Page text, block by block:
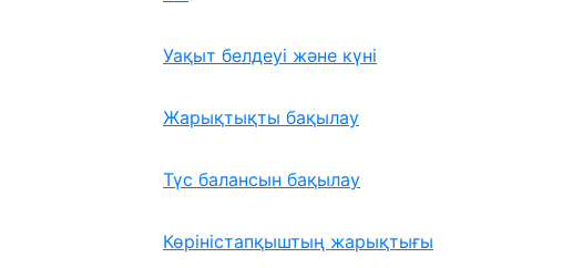
Уақыт белдеуі және күні
Жарықтықты бақылау
Түс балансын бақылау
Көріністапқыштың жарықтығы